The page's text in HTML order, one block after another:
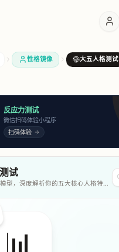
性格镜像 大五人格测试
反应力测试
微信扫码体验小程序
扫码体验
试
型，深度解析你的五大核心人格特
📊